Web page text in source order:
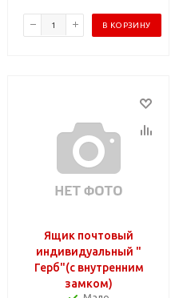
В КОРЗИНУ
Ящик почтовый
индивидуальный "
Герб"(с внутренним
замком)